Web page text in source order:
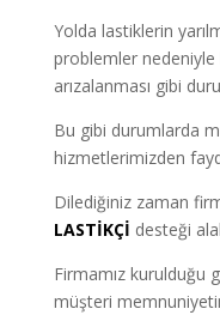
Yolda lastiklerin
problemler nedeniyle
arızalanması gibi
Bu gibi durumlarda
hizmetlerimizden
Dilediğiniz zaman
LASTİKÇİ desteği
Firmamız kurulduğu
müşteri